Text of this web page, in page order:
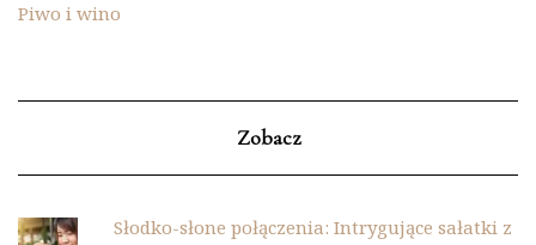
Piwo i wino
Zobacz
Słodko-słone połączenia: Intrygujące sałatki z